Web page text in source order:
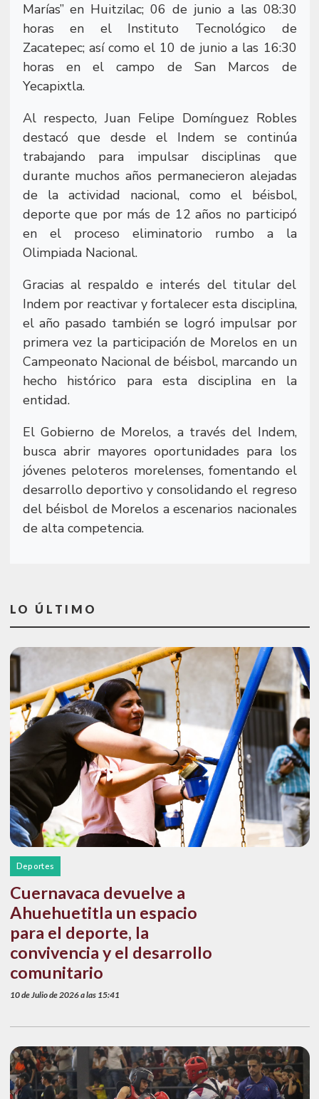
Marías” en Huitzilac; 06 de junio a las 08:30
horas en el Instituto Tecnológico de
Zacatepec; así como el 10 de junio a las 16:30
horas en el campo de San Marcos de
Yecapixtla.
Al respecto, Juan Felipe Domínguez Robles
destacó que desde el Indem se continúa
trabajando para impulsar disciplinas que
durante muchos años permanecieron alejadas
de la actividad nacional, como el béisbol,
deporte que por más de 12 años no participó
en el proceso eliminatorio rumbo a la
Olimpiada Nacional.
Gracias al respaldo e interés del titular del
Indem por reactivar y fortalecer esta disciplina,
el año pasado también se logró impulsar por
primera vez la participación de Morelos en un
Campeonato Nacional de béisbol, marcando un
hecho histórico para esta disciplina en la
entidad.
El Gobierno de Morelos, a través del Indem,
busca abrir mayores oportunidades para los
jóvenes peloteros morelenses, fomentando el
desarrollo deportivo y consolidando el regreso
del béisbol de Morelos a escenarios nacionales
de alta competencia.
LO ÚLTIMO
Deportes
Cuernavaca devuelve a
Ahuehuetitla un espacio
para el deporte, la
convivencia y el desarrollo
comunitario
10 de Julio de 2026 a las 15:41